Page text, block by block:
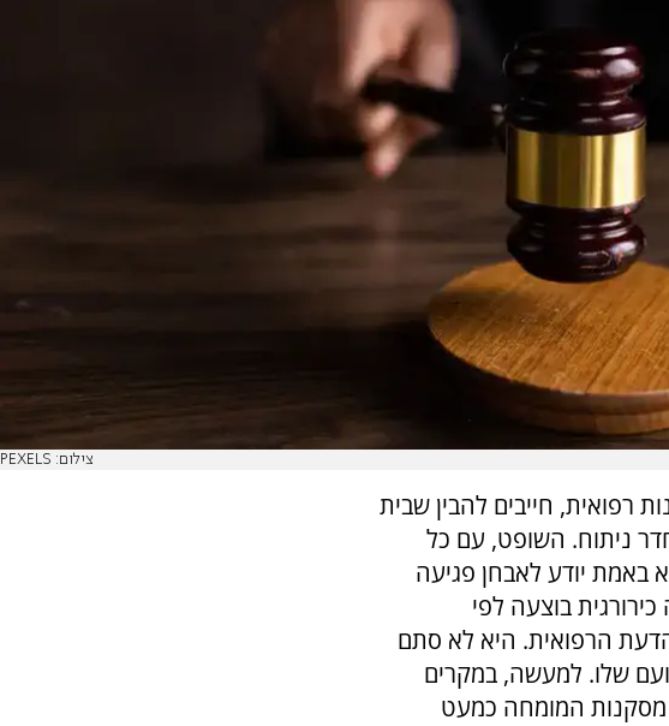
צילום: PEXELS
רפואית, חייבים להבין שבית
ניתוח. השופט, עם כל
באמת יודע לאבחן פגיעה
בוצעה לפי
הרפואית. היא לא סתם
שלו. למעשה, במקרים
המומחה כמעט